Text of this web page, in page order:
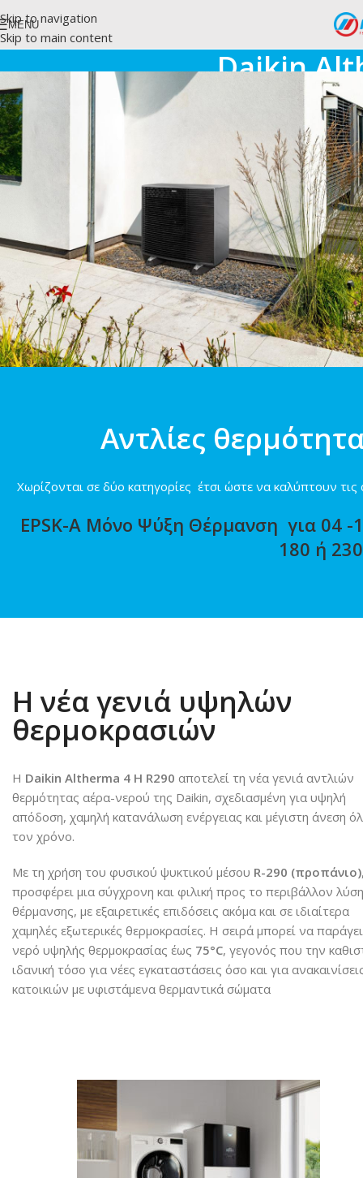
Skip to navigation
Skip to main content
MENU
Daikin
Home/
Aντλίες
Χωρίζονται σε δύο κατηγορίες έτσι ώστε να καλύπτουν
EPSK-A Μόνο Ψύξη Θέρμανση για 04 -
180 ή
Η νέα γενιά υψηλών
θερμοκρασιών
Η Daikin Altherma 4 H R290 αποτελεί τη νέα γενιά αντλιών
θερμότητας αέρα-νερού της Daikin, σχεδιασμένη για υψηλή
απόδοση, χαμηλή κατανάλωση ενέργειας και μέγιστη άνεση
τον χρόνο.
Με τη χρήση του φυσικού ψυκτικού μέσου R-290 (προπάνιο)
προσφέρει μια σύγχρονη και φιλική προς το περιβάλλον λύση
θέρμανσης, με εξαιρετικές επιδόσεις ακόμα και σε ιδιαίτερα
χαμηλές εξωτερικές θερμοκρασίες. Η σειρά μπορεί να παράγει
νερό υψηλής θερμοκρασίας έως 75°C, γεγονός που την
ιδανική τόσο για νέες εγκαταστάσεις όσο και για
κατοικιών με υφιστάμενα θερμαντικά σώματα